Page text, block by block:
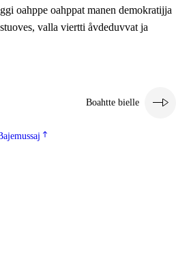
oahppe oahppat manen demokratijja
valla viertti åvdeduvvat ja
Boahtte bielle